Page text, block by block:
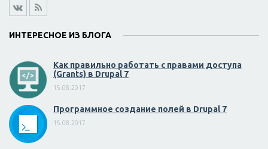
ИНТЕРЕСНОЕ ИЗ БЛОГА
Как правильно работать с правами доступа
(Grants) в Drupal 7
15.08.2017
Программное создание полей в Drupal 7
15.08.2017